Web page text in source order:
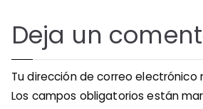
Deja un
Tu dirección de correo electrónico
Los campos obligatorios están